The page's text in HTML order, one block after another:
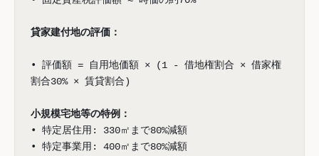
貸家建付地の評価：
• 評価額 = 自用地価額 × (1 - 借地権割合 × 借家権
割合30% × 賃貸割合)
小規模宅地等の特例：
• 特定居住用: 330㎡まで80%減額
• 特定事業用: 400㎡まで80%減額